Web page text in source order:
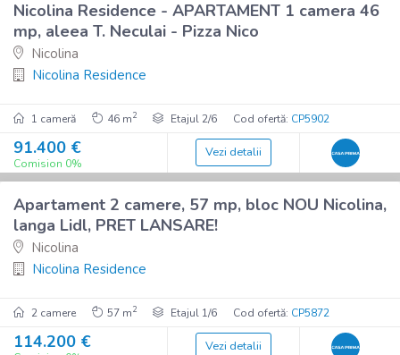
Imobil nou De vânzare
Nicolina Residence - APARTAMENT 1 camera 46
mp, aleea T. Neculai - Pizza Nico
Nicolina
Nicolina Residence
1 cameră 46 m2 Etajul 2/6 Cod ofertă: CP5902
91.400 €
Comision 0%
Vezi detalii
Imobil nou De vânzare
10
Apartament 2 camere, 57 mp, bloc NOU Nicolina,
langa Lidl, PRET LANSARE!
Nicolina
Nicolina Residence
2 camere 57 m2 Etajul 1/6 Cod ofertă: CP5872
114.200 € Vezi detalii
10